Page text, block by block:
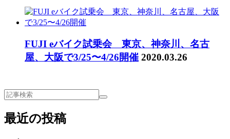
FUJI eバイク試乗会 東京、神奈川、名古
屋、大阪で3/25〜4/26開催 2020.03.26
最近の投稿